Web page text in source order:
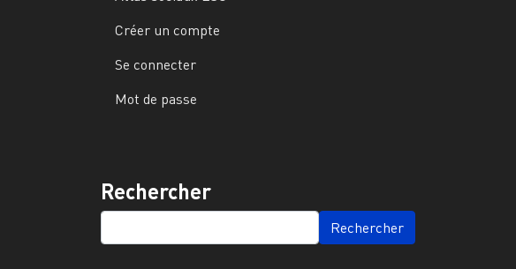
Créer un compte
Se connecter
Mot de passe
Rechercher
SEARCH